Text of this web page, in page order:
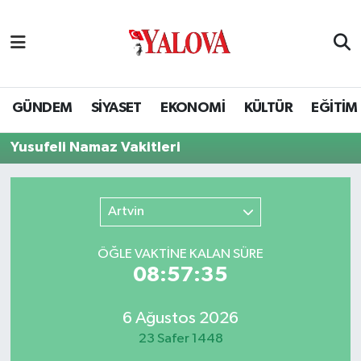
GÜNDEM SİYASET EKONOMİ KÜLTÜR EĞİTİM
Yusufeli Namaz Vakitleri
Artvin
ÖĞLE VAKTİNE KALAN SÜRE
08:57:35
6 Ağustos 2026
23 Safer 1448
SİYASET
EKONOMİ
BİLİM VE TEKNOLOJİ
Yalova Nöbetçi Eczaneler
Yalova Hava Durumu
Yalova Namaz Vakitleri
Puan Durumu ve Fikstür
Tüm Manşetler